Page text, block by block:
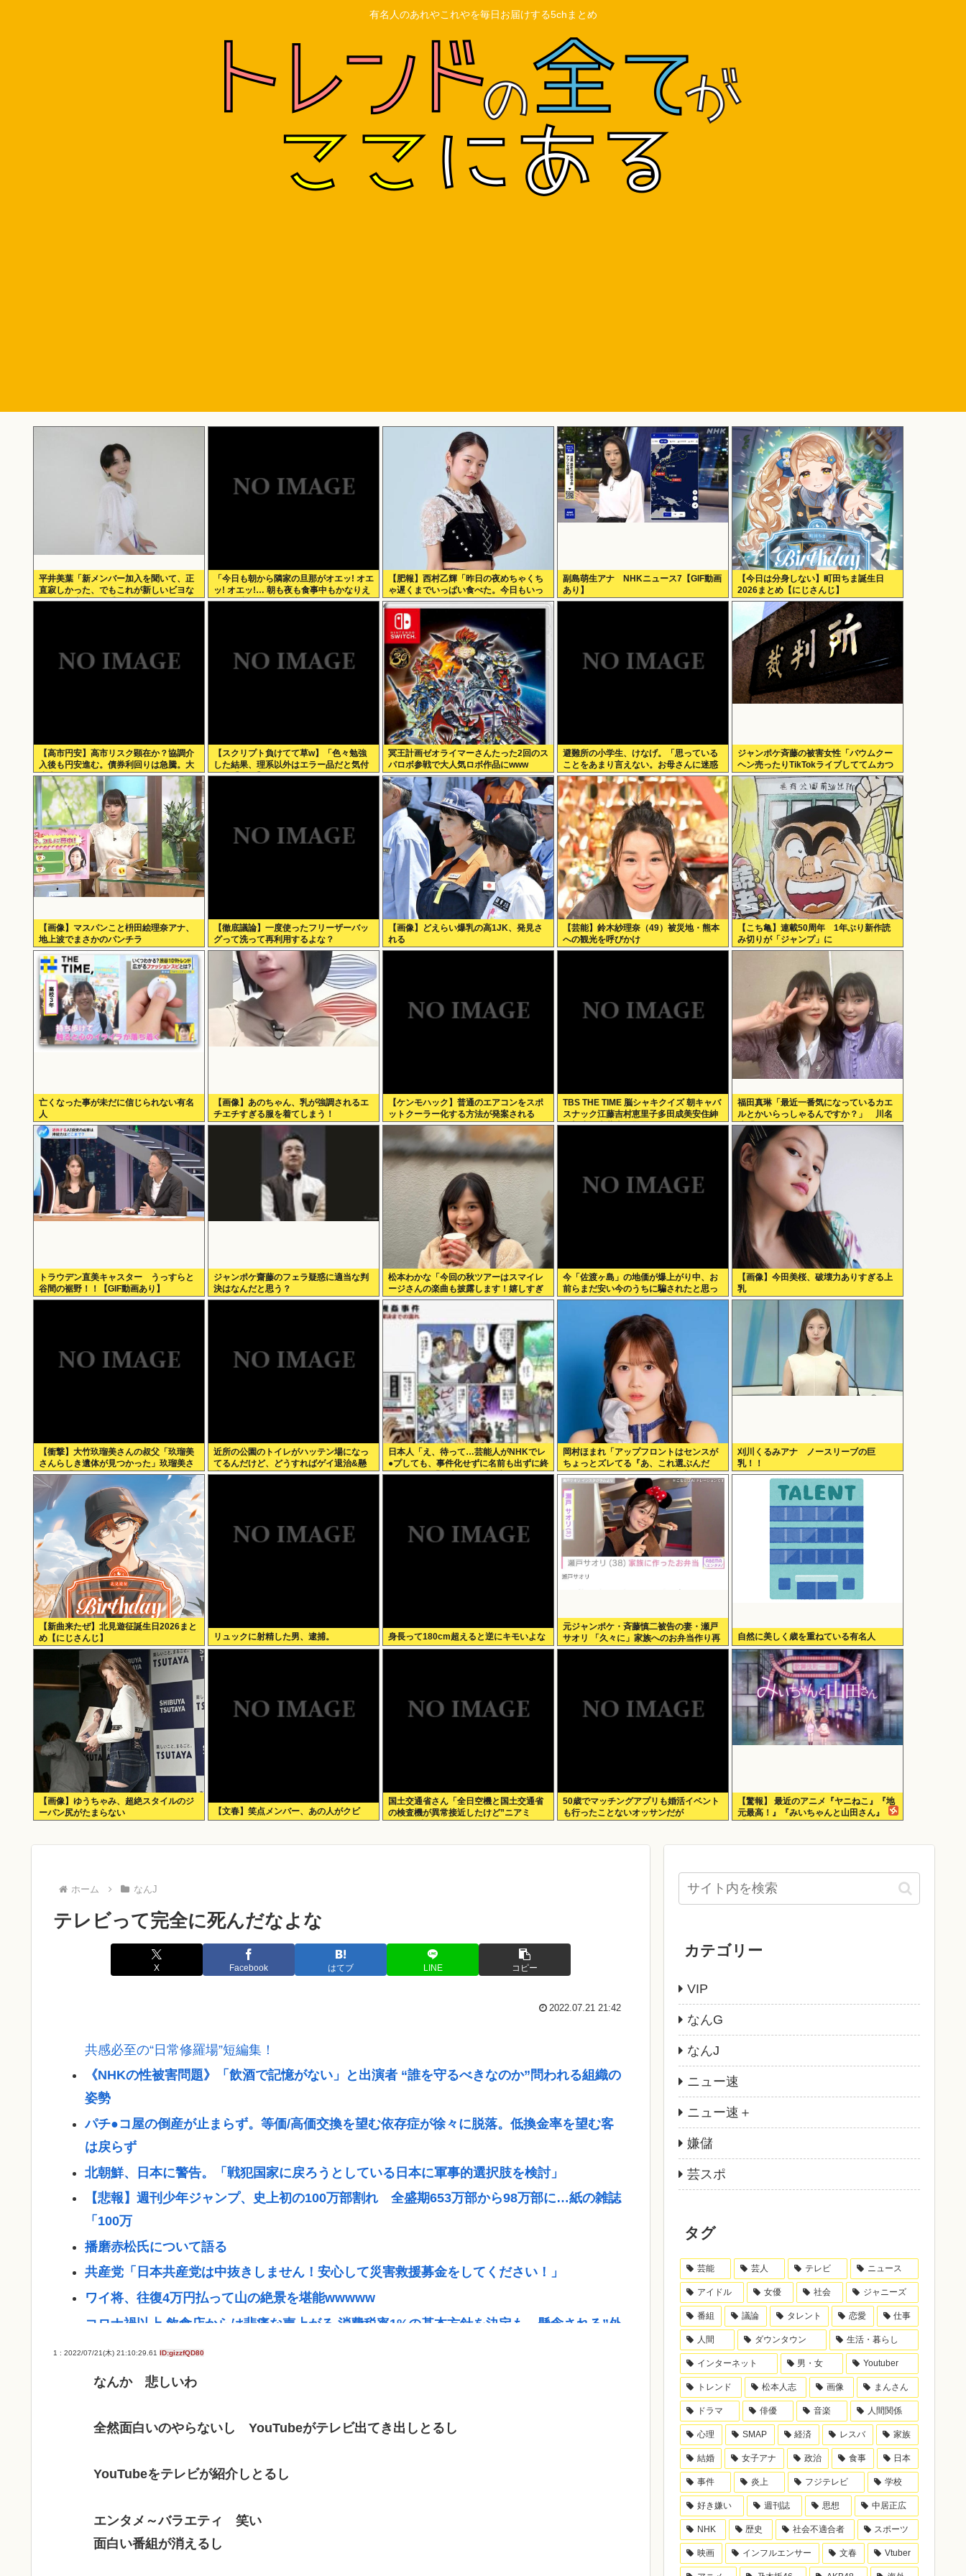
有名人のあれやこれやを毎日お届けする5chまとめ
平井美葉「新メンバー加入を聞いて、正
直寂しかった、でもこれが新しいビヨな
んだと、寂しさを受け止めるこ
「今日も朝から隣家の旦那がオエッ! オエ
ッ! オエッ!… 朝も夜も食事中もかなりえ
づきの音がして不愉快な1日が始まりま
【肥報】西村乙輝「昨日の夜めちゃくち
ゃ遅くまでいっぱい食べた。今日もいっ
ぱい食べてやる」
副島萌生アナ NHKニュース7【GIF動画
あり】
【今日は分身しない】町田ちま誕生日
2026まとめ【にじさんじ】
【高市円安】高市リスク顕在か？協調介
入後も円安進む。債券利回りは急騰。大
丈夫なのか？
【スクリプト負けてて草w】「色々勉強
した結果、理系以外はエラー品だと気付
いた【ガチ】」について、もっと具体的
冥王計画ゼオライマーさんたった2回のス
パロボ参戦で大人気ロボ作品にwww
避難所の小学生、けなげ。「思っている
ことをあまり言えない。お母さんに迷惑
かけるから」
ジャンポケ斉藤の被害女性「バウムクー
ヘン売ったりTikTokライブしててムカつ
いたから示談しなかった」
【画像】マスパンこと枡田絵理奈アナ、
地上波でまさかのパンチラ
【徹底議論】一度使ったフリーザーバッ
グって洗って再利用するよな？
【画像】どえらい爆乳の高1JK、発見さ
れる
【芸能】鈴木紗理奈（49）被災地・熊本
への観光を呼びかけ
【こち亀】連載50周年 1年ぶり新作読
み切りが「ジャンプ」に
亡くなった事が未だに信じられない有名
人
【画像】あのちゃん、乳が強調されるエ
チエチすぎる服を着てしまう！
【ケンモハック】普通のエアコンをスポ
ットクーラー化する方法が発案される
TBS THE TIME 脳シャキクイズ 朝キャバ
スナック江藤吉村恵里子多田成美安住紳
一郎小沢光葵古田敬郷
福田真琳「最近一番気になっているカエ
ルとかいらっしゃるんですか？」 川名
凜「それがいるんですよ」
トラウデン直美キャスター うっすらと
谷間の裾野！！【GIF動画あり】
ジャンポケ齋藤のフェラ疑惑に適当な判
決はなんだと思う？
松本わかな「今回の秋ツアーはスマイレ
ージさんの楽曲も披露します！嬉しすぎ
る！楽しみすぎる！」
今「佐渡ヶ島」の地価が爆上がり中、お
前らまだ安い今のうちに騙されたと思っ
て買っとけ！
【画像】今田美桜、破壊力ありすぎる上
乳
【衝撃】大竹玖瑠美さんの叔父「玖瑠美
さんらしき遺体が見つかった」玖瑠美さ
んの母「ギャー ！！ 」
近所の公園のトイレがハッテン場になっ
てるんだけど、どうすればゲイ退治&懸
賞金ゲットできる？？？
日本人「え、待って…芸能人がNHKでレ
●プしても、事件化せずに名前も出ずに終
わり！？」「日本でレ●プが少ないのって
岡村ほまれ「アップフロントはセンスが
ちょっとズレてる『あ、これ選ぶんだ
ぁ』みたいな。悪口ではなく斬新
刈川くるみアナ ノースリーブの巨
乳！！
【新曲来たぜ】北見遊征誕生日2026まと
め【にじさんじ】
リュックに射精した男、逮捕。 身長って180cm超えると逆にキモいよな
元ジャンポケ・斉藤慎二被告の妻・瀬戸
サオリ 「久々に」家族へのお弁当作り再
開
自然に美しく歳を重ねている有名人
【画像】ゆうちゃみ、超絶スタイルのジ
ーパン尻がたまらない
【文春】笑点メンバー、あの人がクビ
国土交通省さん「全日空機と国土交通省
の検査機が異常接近したけど”ニアミ
ス”には当たらない(ニチャァ」
50歳でマッチングアプリも婚活イベント
も行ったことないオッサンだが
【驚報】 最近のアニメ『ヤニねこ』『地
元最高！』『みいちゃんと山田さん』
『ドカ食いダイスキ！ もちづきさん』
ホーム なんJ
テレビって完全に死んだなよな
X Facebook はてブ LINE コピー
2022.07.21 21:42
共感必至の“日常修羅場”短編集！
《NHKの性被害問題》「飲酒で記憶がない」と出演者 “誰を守るべきなのか”問われる組織の
姿勢
パチ●コ屋の倒産が止まらず。等価/高価交換を望む依存症が徐々に脱落。低換金率を望む客
は戻らず
北朝鮮、日本に警告。「戦犯国家に戻ろうとしている日本に軍事的選択肢を検討」
【悲報】週刊少年ジャンプ、史上初の100万部割れ 全盛期653万部から98万部に…紙の雑誌
「100万
播磨赤松氏について語る
共産党「日本共産党は中抜きしません！安心して災害救援募金をしてください！」
ワイ将、往復4万円払って山の絶景を堪能wwwww
コロナ禍以上 飲食店からは悲痛な声上がる 消費税率1%の基本方針を決定も…懸念される”外
食離れ”
2位『イオン』3位『ヤオコー』【一番お寿司が美味しいと思うスーパー】300名が選ぶ1位に
模施設でガス供給設備の点検要請
記者「中革連は食料品消費税ゼロを公約に掲げていたが？」→階猛氏「それは財源確保とい
【悲報】プーチン「あえて申し上げます。 助けてください。」
【画像】松本人志さん、大勢の若いファンに囲まれてご満悦
1 : 2022/07/21(木) 21:10:29.61 ID:gizzfQD80
なんか 悲しいわ
全然面白いのやらないし YouTubeがテレビ出てき出しとるし
YouTubeをテレビが紹介しとるし
エンタメ～バラエティ 笑い
面白い番組が消えるし
カテゴリー
VIP
なんG
なんJ
ニュー速
ニュー速＋
嫌儲
芸スポ
タグ
芸能 芸人 テレビ ニュース
アイドル 女優 社会 ジャニーズ
番組 議論 タレント 恋愛 仕事
人間 ダウンタウン 生活・暮らし
インターネット 男・女 Youtuber
トレンド 松本人志 画像 まんさん
ドラマ 俳優 音楽 人間関係
心理 SMAP 経済 レスバ 家族
結婚 女子アナ 政治 食事 日本
事件 炎上 フジテレビ 学校
好き嫌い 週刊誌 思想 中居正広
NHK 歴史 社会不適合者 スポーツ
映画 インフルエンサー 文春 Vtuber